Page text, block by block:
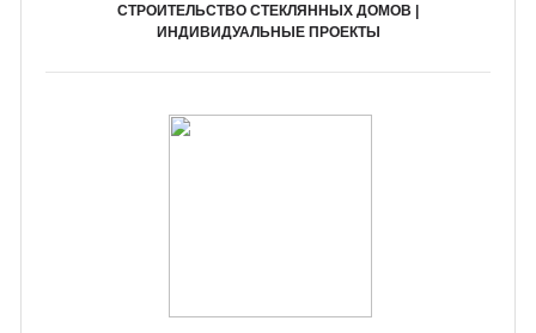
СТРОИТЕЛЬСТВО СТЕКЛЯННЫХ ДОМОВ |
ИНДИВИДУАЛЬНЫЕ ПРОЕКТЫ